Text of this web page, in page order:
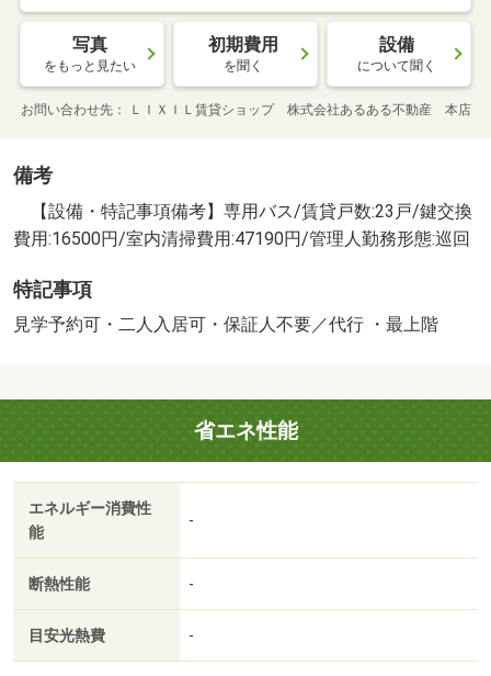
写真
をもっと見たい
初期費用
を聞く
設備
について聞く
お問い合わせ先 ＬＩＸＩＬ賃貸ショップ 株式会社あるある不動産 本店
備考
【設備・特記事項備考】専用バス/賃貸戸数:23戸/鍵交換
費用:16500円/室内清掃費用:47190円/管理人勤務形態:巡回
特記事項
見学予約可・二人入居可・保証人不要／代行 ・最上階
省エネ性能
エネルギー消費性
能
-
断熱性能 -
目安光熱費 -